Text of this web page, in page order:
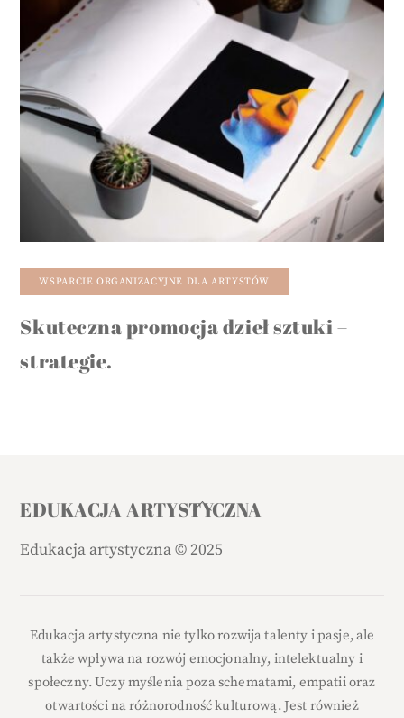
WSPARCIE ORGANIZACYJNE DLA ARTYSTÓW
Skuteczna promocja dzieł sztuki –
strategie.
Back
Top
EDUKACJA ARTYSTYCZNA
Edukacja artystyczna© 2025
Edukacja artystyczna nie tylko rozwija talenty i pasje, ale
także wpływa na rozwój emocjonalny, intelektualny i
społeczny. Uczy myślenia poza schematami, empatii oraz
otwartości na różnorodność kulturową. Jest również